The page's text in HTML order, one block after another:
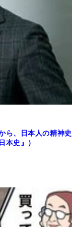
ら、日本人の精神史
本史』）